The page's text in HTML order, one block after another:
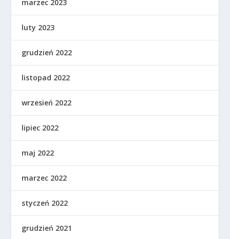
marzec 2023
luty 2023
grudzień 2022
listopad 2022
wrzesień 2022
lipiec 2022
maj 2022
marzec 2022
styczeń 2022
grudzień 2021